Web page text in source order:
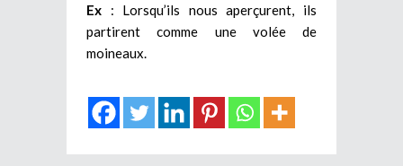
Ex : Lorsqu’ils nous aperçurent, ils
partirent comme une volée de
moineaux.